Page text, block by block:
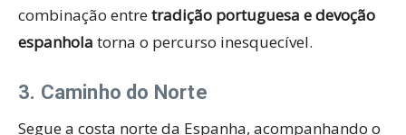
combinação entretradição portuguesa e devoção
espanhola torna o percurso inesquecível.
3. Caminho do Norte
Segue a costa norte da Espanha, acompanhando o